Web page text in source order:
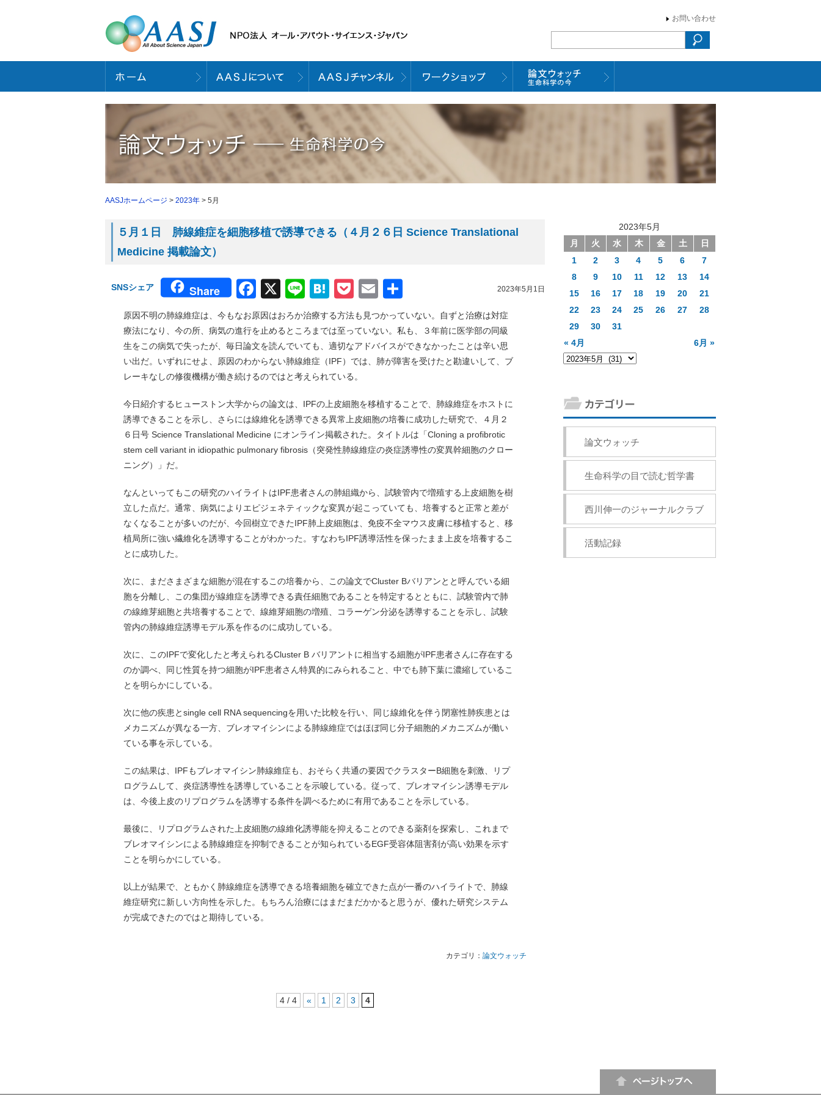
お問い合わせ
AASJホームページ > 2023年 > 5月
５月１日 肺線維症を細胞移植で誘導できる（４月２６日 Science Translational
Medicine 掲載論文）
2023年5月1日
SNSシェア Share Facebook
X LineHatena
Pocket
Email
有
原因不明の肺線維症は、今もなお原因はおろか治療する方法も見つかっていない。自ずと治療は対症
療法になり、今の所、病気の進行を止めるところまでは至っていない。私も、３年前に医学部の同級
生をこの病気で失ったが、毎日論文を読んでいても、適切なアドバイスができなかったことは辛い思
い出だ。いずれにせよ、原因のわからない肺線維症（IPF）では、肺が障害を受けたと勘違いして、ブ
レーキなしの修復機構が働き続けるのではと考えられている。
今日紹介するヒューストン大学からの論文は、IPFの上皮細胞を移植することで、肺線維症をホストに
誘導できることを示し、さらには線維化を誘導できる異常上皮細胞の培養に成功した研究で、４月２
６日号 Science Translational Medicine にオンライン掲載された。タイトルは「Cloning a profibrotic
stem cell variant in idiopathic pulmonary fibrosis（突発性肺線維症の炎症誘導性の変異幹細胞のクロー
ニング）」だ。
なんといってもこの研究のハイライトはIPF患者さんの肺組織から、試験管内で増殖する上皮細胞を樹
立した点だ。通常、病気によりエピジェネティックな変異が起こっていても、培養すると正常と差が
なくなることが多いのだが、今回樹立できたIPF肺上皮細胞は、免疫不全マウス皮膚に移植すると、移
植局所に強い繊維化を誘導することがわかった。すなわちIPF誘導活性を保ったまま上皮を培養するこ
とに成功した。
次に、まださまざまな細胞が混在するこの培養から、この論文でCluster Bバリアンとと呼んでいる細
胞を分離し、この集団が線維症を誘導できる責任細胞であることを特定するとともに、試験管内で肺
の線維芽細胞と共培養することで、線維芽細胞の増殖、コラーゲン分泌を誘導することを示し、試験
管内の肺線維症誘導モデル系を作るのに成功している。
次に、このIPFで変化したと考えられるCluster B バリアントに相当する細胞がIPF患者さんに存在する
のか調べ、同じ性質を持つ細胞がIPF患者さん特異的にみられること、中でも肺下葉に濃縮しているこ
とを明らかにしている。
次に他の疾患とsingle cell RNA sequencingを用いた比較を行い、同じ線維化を伴う閉塞性肺疾患とは
メカニズムが異なる一方、ブレオマイシンによる肺線維症ではほぼ同じ分子細胞的メカニズムが働い
ている事を示している。
この結果は、IPFもブレオマイシン肺線維症も、おそらく共通の要因でクラスターB細胞を刺激、リプ
ログラムして、炎症誘導性を誘導していることを示唆している。従って、ブレオマイシン誘導モデル
は、今後上皮のリプログラムを誘導する条件を調べるために有用であることを示している。
最後に、リプログラムされた上皮細胞の線維化誘導能を抑えることのできる薬剤を探索し、これまで
ブレオマイシンによる肺線維症を抑制できることが知られているEGF受容体阻害剤が高い効果を示す
ことを明らかにしている。
以上が結果で、ともかく肺線維症を誘導できる培養細胞を確立できた点が一番のハイライトで、肺線
維症研究に新しい方向性を示した。もちろん治療にはまだまだかかると思うが、優れた研究システム
が完成できたのではと期待している。
カテゴリ： 論文ウォッチ
4 / 4 « 1 2 3 4
2023年5月
月
火 水 木 金 土 日
« 4月 6月 »
1 2 3 4 5 6
7
8
9 10 11 12 13
14
15
16 17 18 19 20
21
22
23 24 25 26 27
28
29
30 31
論文ウォッチ
生命科学の目で読む哲学書
西川伸一のジャーナルクラブ
活動記録